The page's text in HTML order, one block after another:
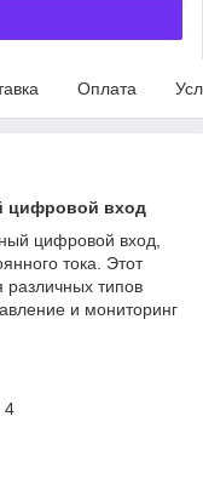
Оплата
цифровой вход
цифровой вход,
тока. Этот
типов
и мониторинг
4